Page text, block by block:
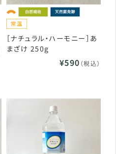
［ナチュラル・ハーモニー］あ
まざけ 250g
¥590 （税込）